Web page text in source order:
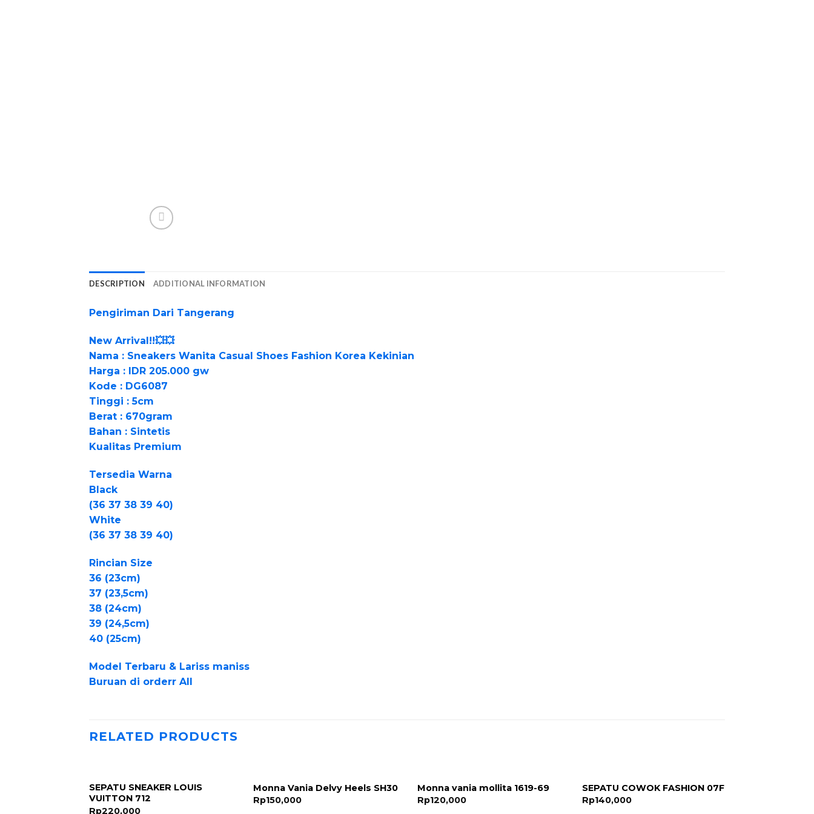
DESCRIPTION ADDITIONAL INFORMATION
Pengiriman Dari Tangerang
New Arrival!!💥💥
Nama : Sneakers Wanita Casual Shoes Fashion Korea Kekinian
Harga : IDR 205.000 gw
Kode : DG6087
Tinggi : 5cm
Berat : 670gram
Bahan : Sintetis
Kualitas Premium
Tersedia Warna
Black
(36 37 38 39 40)
White
(36 37 38 39 40)
Rincian Size
36 (23cm)
37 (23,5cm)
38 (24cm)
39 (24,5cm)
40 (25cm)
Model Terbaru & Lariss maniss
Buruan di orderr All
RELATED PRODUCTS
SEPATU SNEAKER LOUIS
VUITTON 712
Rp220,000
Monna Vania Delvy Heels SH30
Rp150,000
Monna vania mollita 1619-69
Rp120,000
SEPATU COWOK FASHION 07F
Rp140,000